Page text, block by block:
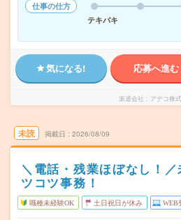
仕事の仕方
テキパキ
気になる! 応募へ進む
派遣会社 アデコ株
未読 掲載日 2026/08/09
＼電話・残業ほぼなし！
ツコツ事務！
職種未経験OK 土日祝日が休み WEB